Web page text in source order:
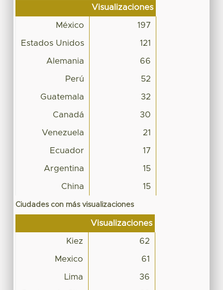
Visualizaciones
México 197
Estados Unidos 121
Alemania 66
Perú 52
Guatemala 32
Canadá 30
Venezuela 21
Ecuador 17
Argentina 15
China 15
Ciudades con más visualizaciones
Visualizaciones
Kiez 62
Mexico 61
Lima 36